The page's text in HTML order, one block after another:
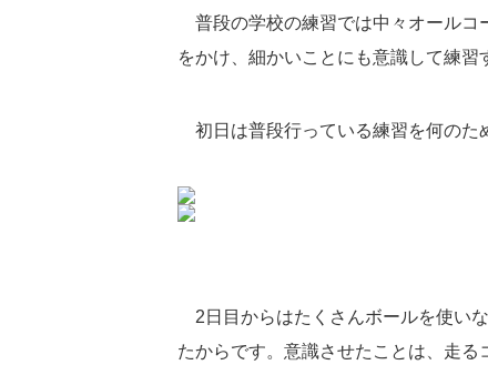
普段の学校の練習では中々オールコ
をかけ、細かいことにも意識して練習
初日は普段行っている練習を何のた
2日目からはたくさんボールを使い
たからです。意識させたことは、走